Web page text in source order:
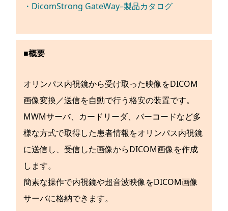
・DicomStrong GateWay–製品カタログ
■概要
オリンパス内視鏡から受け取った映像をDICOM
画像変換／送信を自動で行う格安の装置です。
MWMサーバ、カードリーダ、バーコードなど多
様な方式で取得した患者情報をオリンパス内視鏡
に送信し、受信した画像からDICOM画像を作成
します。
簡素な操作で内視鏡や超音波映像をDICOM画像
サーバに格納できます。